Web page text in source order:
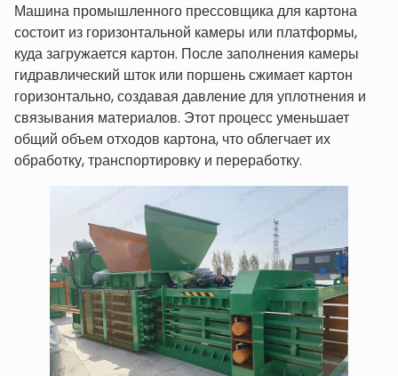
Машина промышленного прессовщика для картона
состоит из горизонтальной камеры или платформы,
куда загружается картон. После заполнения камеры
гидравлический шток или поршень сжимает картон
горизонтально, создавая давление для уплотнения и
связывания материалов. Этот процесс уменьшает
общий объем отходов картона, что облегчает их
обработку, транспортировку и переработку.